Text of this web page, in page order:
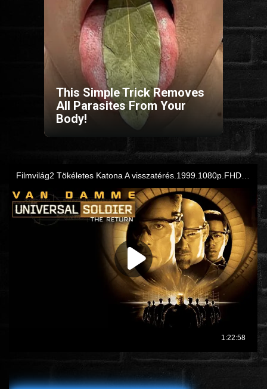
ANIMÁCIÓS
THRILLER
This Simple Trick Removes
All Parasites From Your
Body!